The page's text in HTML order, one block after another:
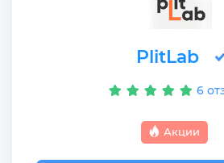
PlitLab
6
Акции